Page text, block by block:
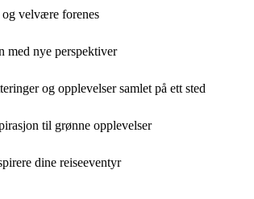
velvære forenes
med nye perspektiver
og opplevelser samlet på ett sted
til grønne opplevelser
dine reiseeventyr